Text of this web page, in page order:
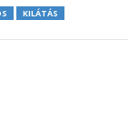
KILÁTÁS